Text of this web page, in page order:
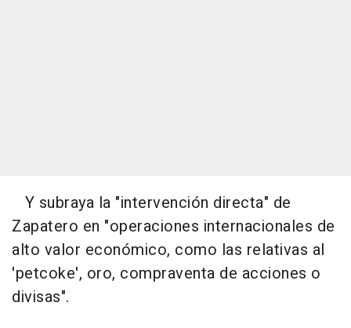
Y subraya la "intervención directa" de
Zapatero en "operaciones internacionales de
alto valor económico, como las relativas al
'petcoke', oro, compraventa de acciones o
divisas".